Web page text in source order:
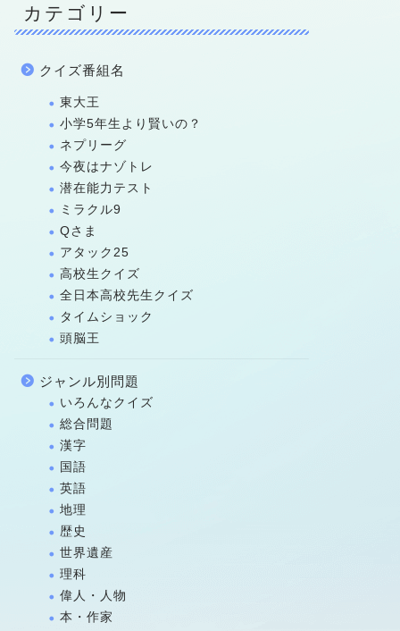
カテゴリー
クイズ番組名
東大王
小学5年生より賢いの？
ネプリーグ
今夜はナゾトレ
潜在能力テスト
ミラクル9
Qさま
アタック25
高校生クイズ
全日本高校先生クイズ
タイムショック
頭脳王
ジャンル別問題
いろんなクイズ
総合問題
漢字
国語
英語
地理
歴史
世界遺産
理科
偉人・人物
本・作家